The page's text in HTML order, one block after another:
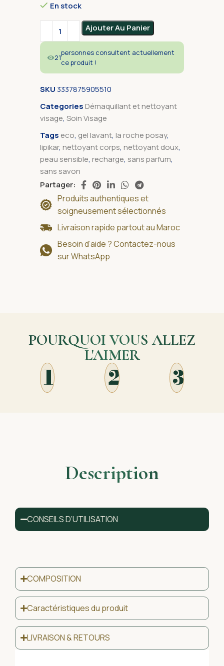
En stock
Ajouter Au Panier
21
personnes consultent actuellement
ce produit !
SKU3337875905510
Categories Démaquillant et nettoyant
visage, Soin Visage
Tags eco, gel lavant, la roche posay,
lipikar, nettoyant corps, nettoyant doux,
peau sensible, recharge, sans parfum,
sans savon
Partager:
Produits authentiques et
soigneusement sélectionnés
Livraison rapide partout au Maroc
Besoin d’aide ? Contactez-nous
sur WhatsApp
POURQUOI VOUS ALLEZ
L'AIMER
1 2 3
Description
CONSEILS D’UTILISATION
COMPOSITION
Caractéristiques du produit
LIVRAISON & RETOURS